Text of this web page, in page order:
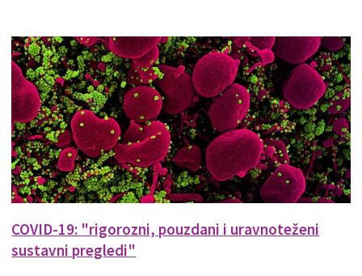
COVID-19: "rigorozni, pouzdani i uravnoteženi
sustavni pregledi"